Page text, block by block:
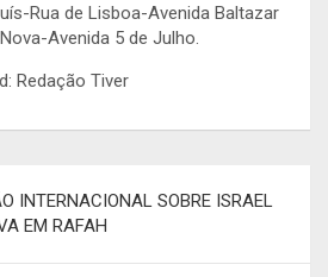
Rua de Lisboa-Avenida Baltazar
Avenida 5 de Julho.
Redação Tiver
INTERNACIONAL SOBRE ISRAEL
EM RAFAH